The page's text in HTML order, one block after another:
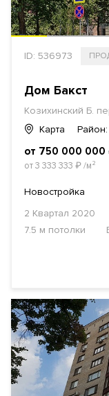
ID: 536973
Дом Бакст
Козихинский Б.
Карта
от 750 000 000
от 3 333 333 ₽/м²
Новостройка
2 Квартал 2020
7.5 м потолки